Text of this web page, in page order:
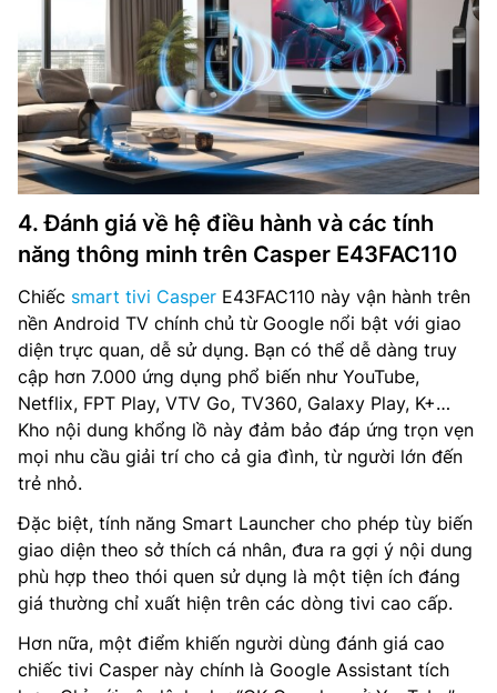
4. Đánh giá về hệ điều hành và các tính
năng thông minh trên Casper E43FAC110
Chiếc smart tivi Casper E43FAC110 này vận hành trên
nền Android TV chính chủ từ Google nổi bật với giao
diện trực quan, dễ sử dụng. Bạn có thể dễ dàng truy
cập hơn 7.000 ứng dụng phổ biến như YouTube,
Netflix, FPT Play, VTV Go, TV360, Galaxy Play, K+…
Kho nội dung khổng lồ này đảm bảo đáp ứng trọn vẹn
mọi nhu cầu giải trí cho cả gia đình, từ người lớn đến
trẻ nhỏ.
Đặc biệt, tính năng Smart Launcher cho phép tùy biến
giao diện theo sở thích cá nhân, đưa ra gợi ý nội dung
phù hợp theo thói quen sử dụng là một tiện ích đáng
giá thường chỉ xuất hiện trên các dòng tivi cao cấp.
Hơn nữa, một điểm khiến người dùng đánh giá cao
chiếc tivi Casper này chính là Google Assistant tích